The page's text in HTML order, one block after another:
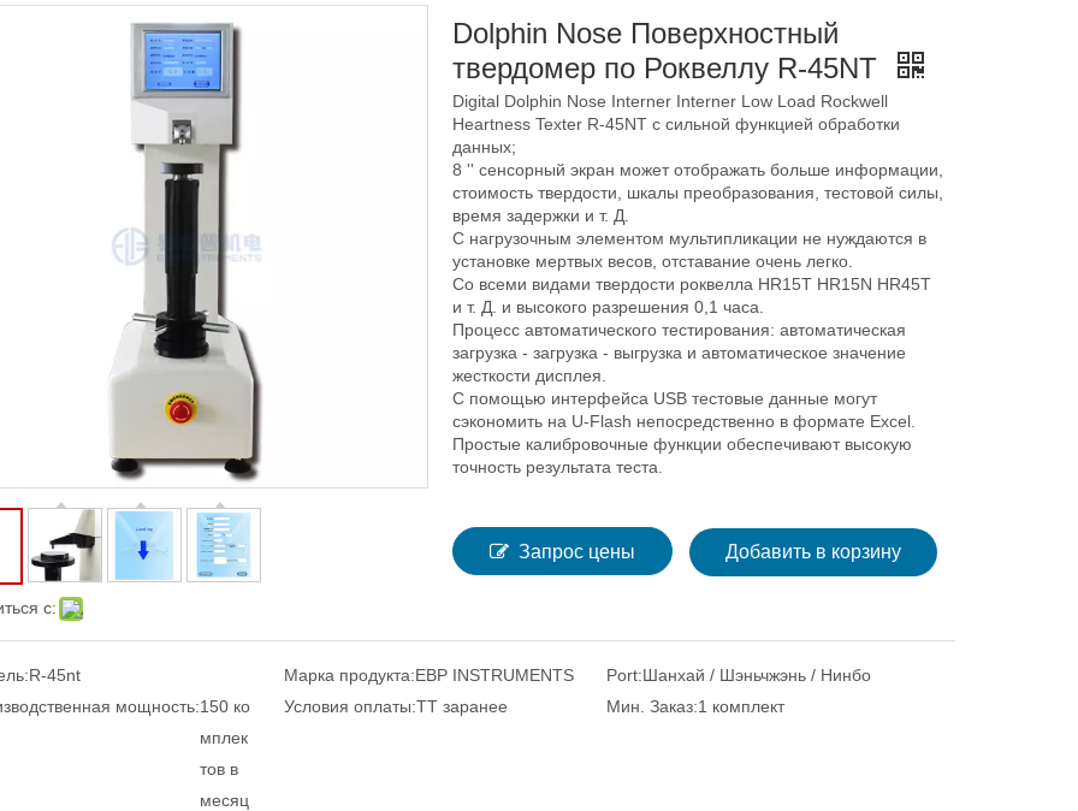
с:
Dolphin Nose Поверхностный
твердомер по Роквеллу R-45NT
Digital Dolphin Nose Interner Interner Low Load Rockwell
Heartness Texter R-45NT с сильной функцией обработки
данных;
8 '' сенсорный экран может отображать больше информации,
стоимость твердости, шкалы преобразования, тестовой силы,
время задержки и т. Д.
С нагрузочным элементом мультипликации не нуждаются в
установке мертвых весов, отставание очень легко.
Со всеми видами твердости роквелла HR15T HR15N HR45T
и т. Д. и высокого разрешения 0,1 часа.
Процесс автоматического тестирования: автоматическая
загрузка - загрузка - выгрузка и автоматическое значение
жесткости дисплея.
С помощью интерфейса USB тестовые данные могут
сэкономить на U-Flash непосредственно в формате Excel.
Простые калибровочные функции обеспечивают высокую
точность результата теста.
Запрос цены Добавить в корзину
R-45nt Марка продукта:EBP INSTRUMENTS Port:Шанхай / Шэньчжэнь / Нинбо
мощность:150 ко
мплек
тов в
месяц
Условия оплаты:TT заранее Мин. Заказ:1 комплект